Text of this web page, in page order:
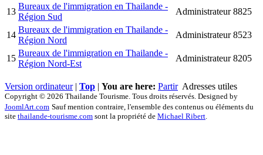
13
Bureaux de l'immigration en Thailande -
Région Sud
Administrateur 8825
14
Bureaux de l'immigration en Thailande -
Région Nord
Administrateur 8523
15
Bureaux de l'immigration en Thailande -
Région Nord-Est
Administrateur 8205
Version ordinateur| Top | You are here: Partir Adresses utiles
Copyright © 2026 Thailande Tourisme. Tous droits réservés. Designed by
JoomlArt.com Sauf mention contraire, l'ensemble des contenus ou éléments du
site thailande-tourisme.com sont la propriété de Michael Ribert